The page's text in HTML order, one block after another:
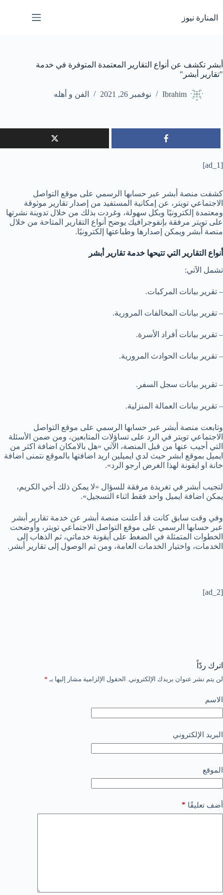
إلى
المحتوى
المنارة نيوز
أبشر تكشف عن أنواع التقارير المعتمدة المتوفرة في خدمة
"تقارير أبشر"
Ibrahim نوفمبر 26, 2021 الفن و أهله
[ad_1]
كشفت منصة أبشر عبر حسابها الرسمي على موقع التواصل
الاجتماعي تويتر، عن إمكانية المستفيد من إصدار تقارير موثوقة
ومعتمدة إلكترونيًا وبكل سهولة، وغردت بذلك من خلال تدوينة نشرتها
على تويتر مرفقة بإنفوجرافيك يوضح أنواع التقارير المتاحة من خلال
منصة أبشر ويمكن إصدارها وطباعتها إلكترونيًا.
أنواع التقارير التي تتيحها خدمة تقارير أبشر
تشمل الآتي:
– تقرير بيانات المركبات.
– تقرير بيانات المخالفات المرورية.
– تقرير بيانات أفراد الأسرة.
– تقرير بيانات الحوادث المرورية.
– تقرير بيانات سجل السفر.
– تقرير بيانات العمالة المنزلية.
وتابعت منصة أبشر عبر حسابها الرسمي على موقع التواصل
الاجتماعي تويتر في الرد على تساؤلات المتابعين، ومن ضمن الأسئلة
التي أجيب عنها من قبل المنصة، الآتي «هل بالامكان اضافة اكثر من
ايميل بموقع ابشر حيث لدي ايميلين اريد اضافتها بالموقع نتمنى اضافة
خانة او ايقونة لهذا الغرض ارجو الرد».
لتجيب أبشر في تغريدة مرفقة للسؤال «لا يمكن ذلك أخي الكريم،
يمكن اضافة ايميل واحد فقط اثناء التسجيل».
وفي وقت سابق كانت قد أعلنت منصة أبشر عن خدمة تقارير أبشر
عبر حسابها الرسمي على موقع التواصل الاجتماعي تويتر، وأوضحت
الخطوات المتمثلة في الضغط على أيقونة خدماتي، ثم الذهاب إلى
الخدمات، واختيار الخدمات العامة، ومن ثم الوصول إلى تقارير أبشر.
[ad_2]
اترك ردّاً
لن يتم نشر عنوان بريدك الإلكتروني. الحقول الإلزامية مشار إليها بـ *
الاسم
البريد الإلكتروني
الموقع
أضف تعليقًا *